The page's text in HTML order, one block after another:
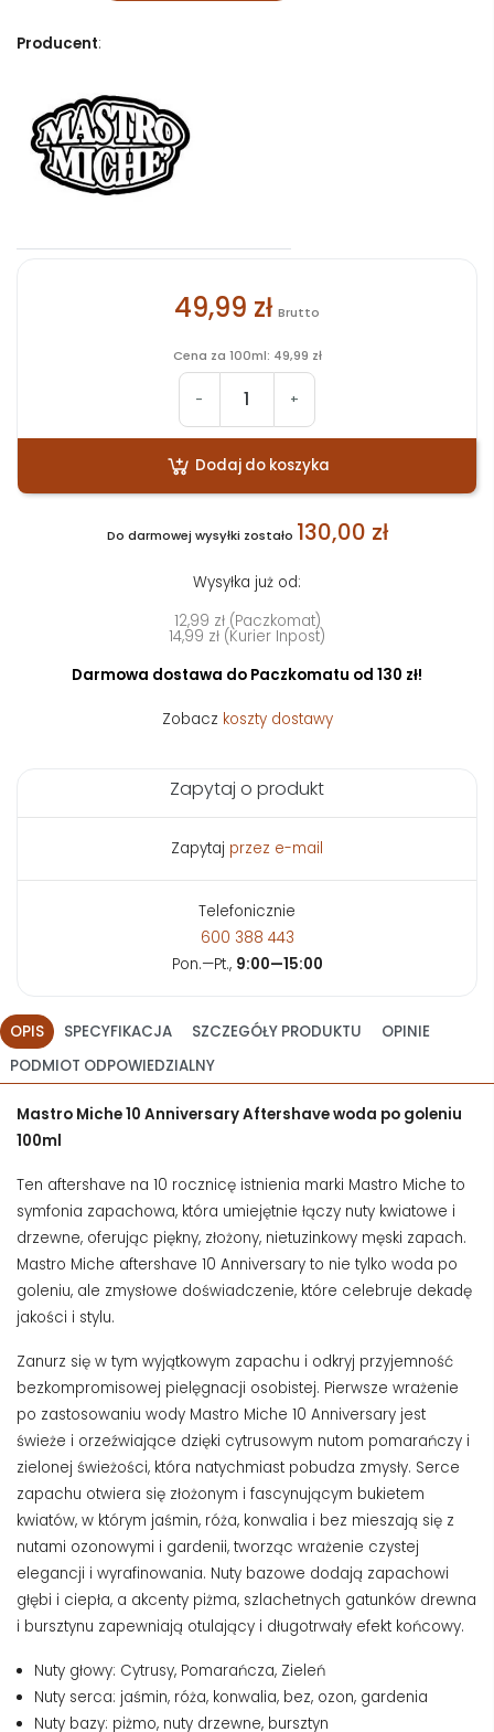
Producent:
49,99 zł Brutto
Cena za 100ml: 49,99 zł
- +
Dodaj do koszyka
Do darmowej wysyłki zostało 130,00 zł
Wysyłka już od:
12,99 zł (Paczkomat)
14,99 zł (Kurier Inpost)
Darmowa dostawa do Paczkomatu od 130 zł!
Zobacz koszty dostawy
Zapytaj o produkt
Zapytaj przez e-mail
Telefonicznie
600 388 443
Pon.—Pt., 9:00—15:00
OPIS SPECYFIKACJA SZCZEGÓŁY PRODUKTU
OPINIE
PODMIOT ODPOWIEDZIALNY
Mastro Miche 10 Anniversary Aftershave woda po goleniu
100ml
Ten aftershave na 10 rocznicę istnienia marki Mastro Miche to
symfonia zapachowa, która umiejętnie łączy nuty kwiatowe i
drzewne, oferując piękny, złożony, nietuzinkowy męski zapach.
Mastro Miche aftershave 10 Anniversary to nie tylko woda po
goleniu, ale zmysłowe doświadczenie, które celebruje dekadę
jakości i stylu.
Zanurz się w tym wyjątkowym zapachu i odkryj przyjemność
bezkompromisowej pielęgnacji osobistej. Pierwsze wrażenie
po zastosowaniu wody Mastro Miche 10 Anniversary jest
świeże i orzeźwiające dzięki cytrusowym nutom pomarańczy i
zielonej świeżości, która natychmiast pobudza zmysły. Serce
zapachu otwiera się złożonym i fascynującym bukietem
kwiatów, w którym jaśmin, róża, konwalia i bez mieszają się z
nutami ozonowymi i gardenii, tworząc wrażenie czystej
elegancji i wyrafinowania. Nuty bazowe dodają zapachowi
głębi i ciepła, a akcenty piżma, szlachetnych gatunków drewna
i bursztynu zapewniają otulający i długotrwały efekt końcowy.
Nuty głowy: Cytrusy, Pomarańcza, Zieleń
Nuty serca: jaśmin, róża, konwalia, bez, ozon, gardenia
Nuty bazy: piżmo, nuty drzewne, bursztyn